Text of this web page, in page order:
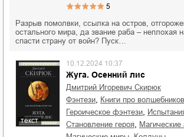
5
Разрыв помолвки, ссылка на остров,
остального мира, да звание раба – неплохая
спасти страну от войн? Пуск…
текст
Жуга. Осенний лис
10.12.2024 10:37
Дмитрий Игоревич Скирюк
фэнтези
книги про волшебников
героическое фэнтези
становление героя